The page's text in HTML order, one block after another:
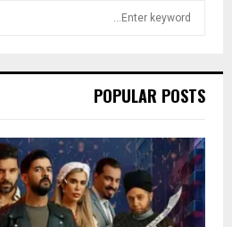
h
o
r
POPULAR POSTS